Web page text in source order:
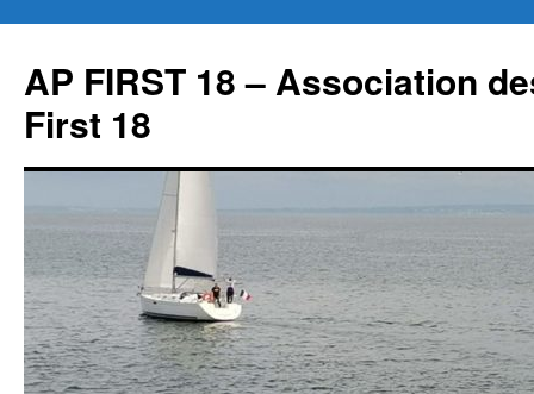
contenu
AP FIRST 18 – Association
First 18